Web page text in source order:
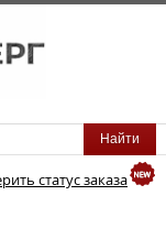
статус заказа